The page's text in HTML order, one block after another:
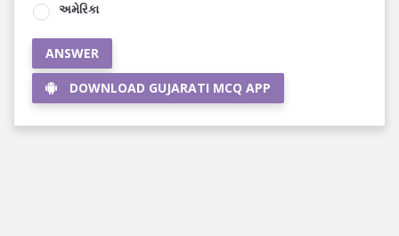
અમેરિકા
ANSWER
DOWNLOAD GUJARATI MCQ APP